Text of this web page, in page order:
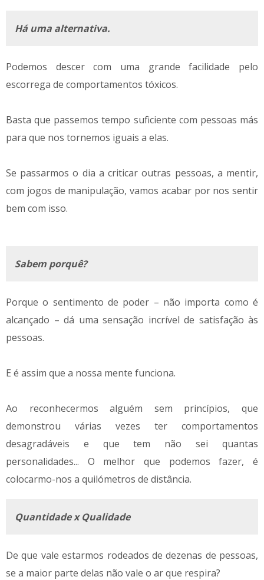
Há uma alternativa.
Podemos descer com uma grande facilidade pelo
escorrega de comportamentos tóxicos.
Basta que passemos tempo suficiente com pessoas más
para que nos tornemos iguais a elas.
Se passarmos o dia a criticar outras pessoas, a mentir,
com jogos de manipulação, vamos acabar por nos sentir
bem com isso.
Sabem porquê?
Porque o sentimento de poder – não importa como é
alcançado – dá uma sensação incrível de satisfação às
pessoas.
E é assim que a nossa mente funciona.
Ao reconhecermos alguém sem princípios, que
demonstrou várias vezes ter comportamentos
desagradáveis e que tem não sei quantas
personalidades... O melhor que podemos fazer, é
colocarmo-nos a quilómetros de distância.
Quantidade x Qualidade
De que vale estarmos rodeados de dezenas de pessoas,
se a maior parte delas não vale o ar que respira?